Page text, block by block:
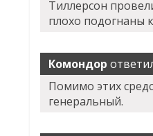
Тиллерсон
плохо подогнаны
Комондор
Помимо этих
генеральный.